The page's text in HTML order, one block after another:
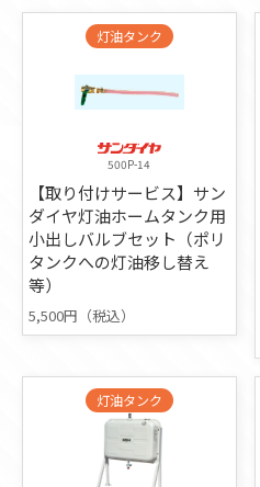
灯油タンク
500P-14
【取り付けサービス】サン
ダイヤ灯油ホームタンク用
小出しバルブセット（ポリ
タンクへの灯油移し替え
等）
5,500円（税込）
灯油タンク